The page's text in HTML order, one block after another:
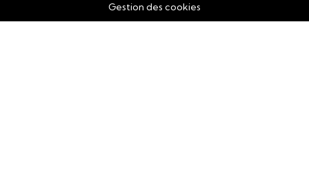
Gestion des cookies